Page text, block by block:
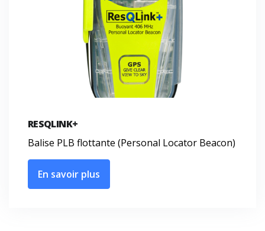
RESQLINK+
Balise PLB flottante (Personal Locator Beacon)
En savoir plus